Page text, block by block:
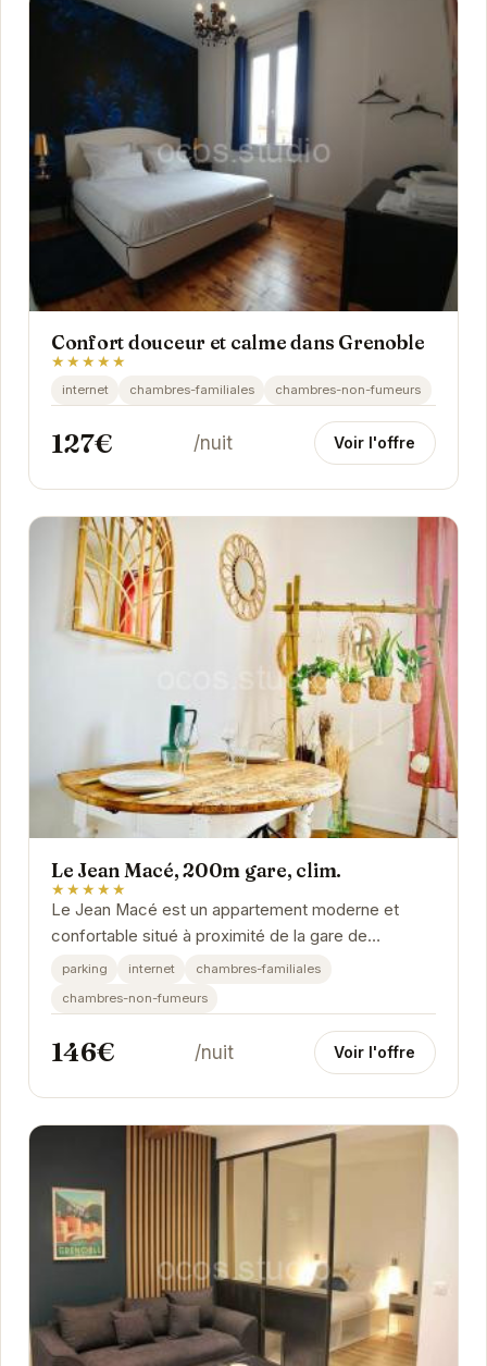
Confort douceur et calme dans Grenoble
★★★★★
internet chambres-familiales chambres-non-fumeurs
127€ /nuit Voir l'offre
Le Jean Macé, 200m gare, clim.
★★★★★
Le Jean Macé est un appartement moderne et
confortable situé à proximité de la gare de
Grenoble. Il est idéalement placé pour explorer la
parking internet
chambres-familiales
chambres-non-fumeurs
146€ /nuit Voir l'offre